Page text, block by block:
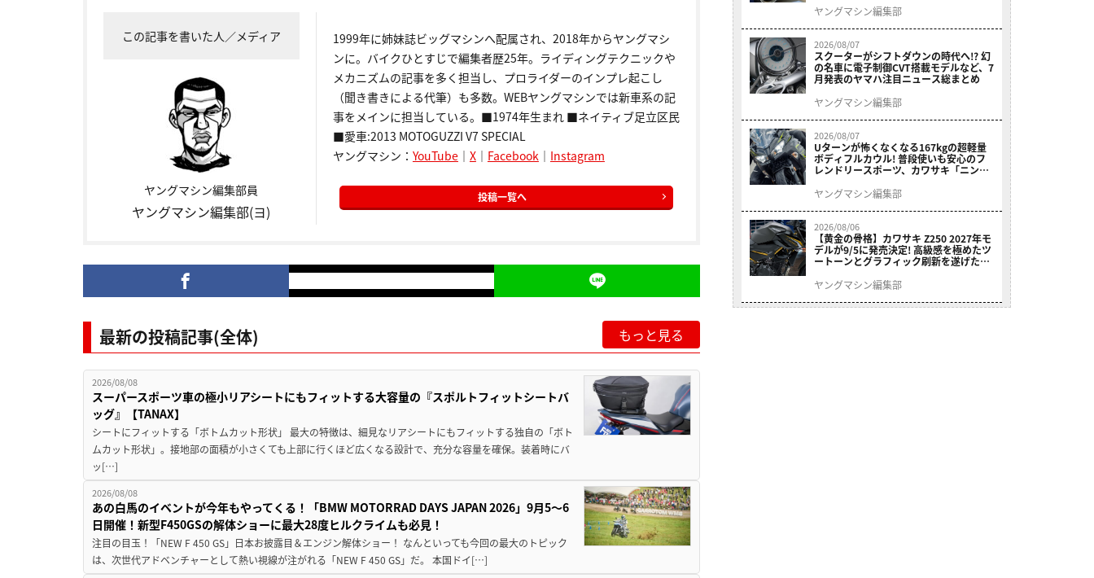
この記事を書いた人／メディア
ヤングマシン編集部員
ヤングマシン編集部(ヨ)
1999年に姉妹誌ビッグマシンへ配属され、2018年からヤングマシ
ンに。バイクひとすじで編集者歴25年。ライディングテクニックや
メカニズムの記事を多く担当し、プロライダーのインプレ起こし
（聞き書きによる代筆）も多数。WEBヤングマシンでは新車系の記
事をメインに担当している。■1974年生まれ ■ネイティブ足立区民
■愛車:2013 MOTOGUZZI V7 SPECIAL
ヤングマシン： YouTube｜ X｜ Facebook ｜ Instagram
投稿一覧へ
最新の投稿記事(全体) もっと見る
2026/08/08
スーパースポーツ車の極小リアシートにもフィットする大容量の『スポルトフィットシートバ
ッグ』【TANAX】
シートにフィットする「ボトムカット形状」 最大の特徴は、細見なリアシートにもフィットする独自の「ボト
ムカット形状」。接地部の面積が小さくても上部に行くほど広くなる設計で、充分な容量を確保。装着時にバ
ッ[…]
2026/08/08
あの白馬のイベントが今年もやってくる！「BMW MOTORRAD DAYS JAPAN 2026」9月5〜6
日開催！新型F450GSの解体ショーに最大28度ヒルクライムも必見！
注目の目玉！「NEW F 450 GS」日本お披露目＆エンジン解体ショー！ なんといっても今回の最大のトピック
は、次世代アドベンチャーとして熱い視線が注がれる「NEW F 450 GS」だ。 本国ドイ[…]
結！
ヤングマシン編集部
2026/08/07
スクーターがシフトダウンの時代へ!? 幻
の名車に電子制御CVT搭載モデルなど、7
月発表のヤマハ注目ニュース総まとめ
ヤングマシン編集部
2026/08/07
Uターンが怖くなくなる167kgの超軽量
ボディフルカウル! 普段使いも安心のフ
レンドリースポーツ、カワサキ「ニンジ
9/5発売
ヤングマシン編集部
2026/08/06
【黄金の骨格】カワサキ Z250 2027年モ
デルが9/5に発売決定! 高級感を極めたツ
ートーンとグラフィック刷新を遂げた本
ヤングマシン編集部